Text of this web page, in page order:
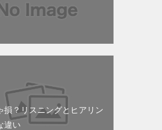
損？リスニングとヒアリン
違い